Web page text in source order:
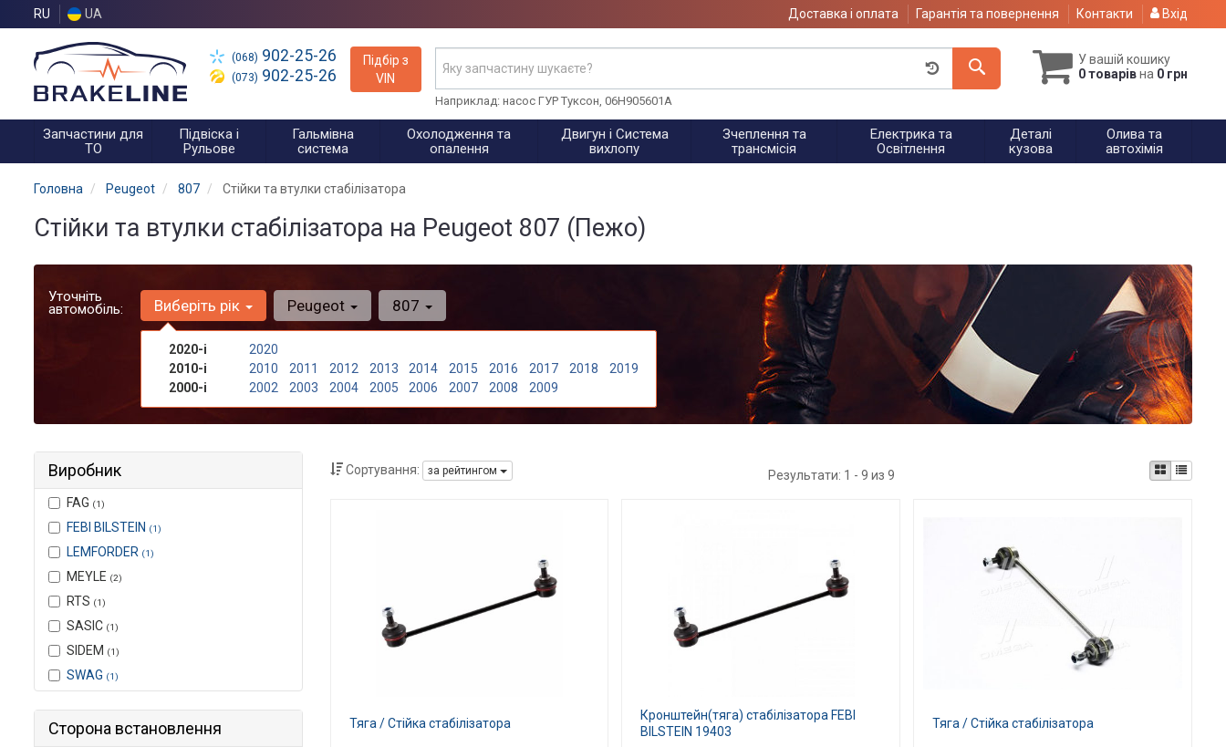
RU UA Доставка і оплата Гарантія та повернення Контакти Вхід
(068) 902-25-26
(073) 902-25-26
Підбір з
VIN
У вашій кошику
0 товарівна 0 грн
Наприклад: насос ГУР Туксон, 06H905601A
Запчастини для
ТО
Підвіска і
Рульове
Гальмівна
система
Охолодження та
опалення
Двигун і Система
вихлопу
Зчеплення та
трансмісія
Електрика та
Освітлення
Деталі
кузова
Олива та
автохімія
Головна Peugeot 807 Стійки та втулки стабілізатора
Стійки та втулки стабілізатора на Peugeot 807 (Пежо)
Уточніть
автомобіль: Виберіть рік
2020-і
2020
2010-і
2010 2011 2012 2013 2014 2015 2016 2017 2018
2019
2000-і
2002 2003 2004 2005 2006 2007 2008 2009
Peugeot 807
Виробник
FAG (1)
FEBI BILSTEIN (1)
LEMFORDER (1)
MEYLE (2)
RTS (1)
SASIC (1)
SIDEM (1)
SWAG (1)
Сторона встановлення
Сортування: за рейтингом Результати: 1 - 9 из 9
Тяга / Стійка стабілізатора
Кронштейн(тяга) стабілізатора FEBI
BILSTEIN 19403
Тяга / Стійка стабілізатора